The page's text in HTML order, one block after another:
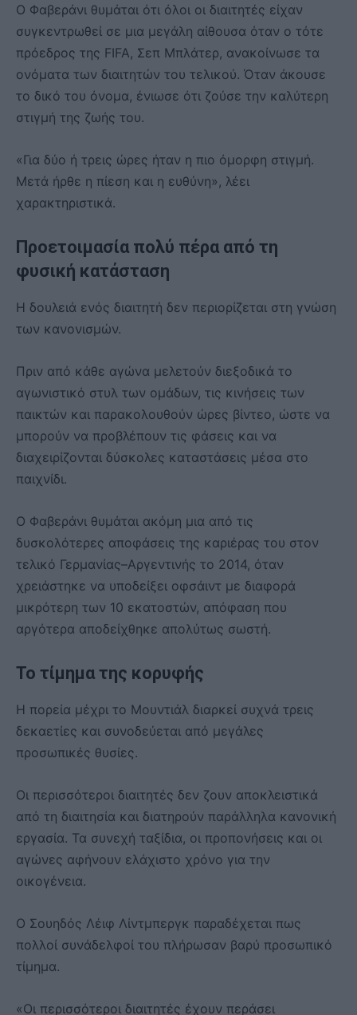
Ο Φαβεράνι θυμάται ότι όλοι οι διαιτητές είχαν
συγκεντρωθεί σε μια μεγάλη αίθουσα όταν ο τότε
πρόεδρος της FIFA, Σεπ Μπλάτερ, ανακοίνωσε τα
ονόματα των διαιτητών του τελικού. Όταν άκουσε
το δικό του όνομα, ένιωσε ότι ζούσε την καλύτερη
στιγμή της ζωής του.
«Για δύο ή τρεις ώρες ήταν η πιο όμορφη στιγμή.
Μετά ήρθε η πίεση και η ευθύνη», λέει
χαρακτηριστικά.
Προετοιμασία πολύ πέρα από τη
φυσική κατάσταση
Η δουλειά ενός διαιτητή δεν περιορίζεται στη γνώση
των κανονισμών.
Πριν από κάθε αγώνα μελετούν διεξοδικά το
αγωνιστικό στυλ των ομάδων, τις κινήσεις των
παικτών και παρακολουθούν ώρες βίντεο, ώστε να
μπορούν να προβλέπουν τις φάσεις και να
διαχειρίζονται δύσκολες καταστάσεις μέσα στο
παιχνίδι.
Ο Φαβεράνι θυμάται ακόμη μια από τις
δυσκολότερες αποφάσεις της καριέρας του στον
τελικό Γερμανίας–Αργεντινής το 2014, όταν
χρειάστηκε να υποδείξει οφσάιντ με διαφορά
μικρότερη των 10 εκατοστών, απόφαση που
αργότερα αποδείχθηκε απολύτως σωστή.
Το τίμημα της κορυφής
Η πορεία μέχρι το Μουντιάλ διαρκεί συχνά τρεις
δεκαετίες και συνοδεύεται από μεγάλες
προσωπικές θυσίες.
Οι περισσότεροι διαιτητές δεν ζουν αποκλειστικά
από τη διαιτησία και διατηρούν παράλληλα κανονική
εργασία. Τα συνεχή ταξίδια, οι προπονήσεις και οι
αγώνες αφήνουν ελάχιστο χρόνο για την
οικογένεια.
Ο Σουηδός Λέιφ Λίντμπεργκ παραδέχεται πως
πολλοί συνάδελφοί του πλήρωσαν βαρύ προσωπικό
τίμημα.
«Οι περισσότεροι διαιτητές έχουν περάσει